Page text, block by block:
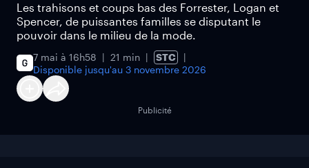
Les trahisons et coups bas des Forrester, Logan et
Spencer, de puissantes familles se disputant le
pouvoir dans le milieu de la mode.
7 mai à 16h58 21 min
STC
Disponible jusqu'au 3 novembre 2026
Publicité